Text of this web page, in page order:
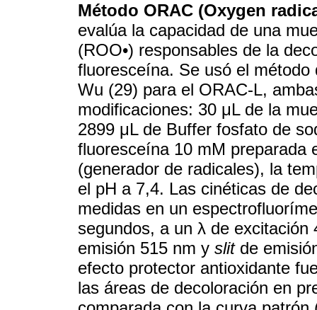
Método ORAC (Oxygen
evalúa la capacidad de una
(ROO•) responsables de la
fluoresceína. Se usó el
Wu (29) para el ORAC-L,
modificaciones: 30 μL de la
2899 μL de Buffer fosfato de
fluoresceína 10 mM preparada
(generador de radicales), la
el pH a 7,4. Las cinéticas de
medidas en un
segundos, a un λ de
emisión 515 nm y slitde
efecto protector antioxidante
las áreas de decoloración en